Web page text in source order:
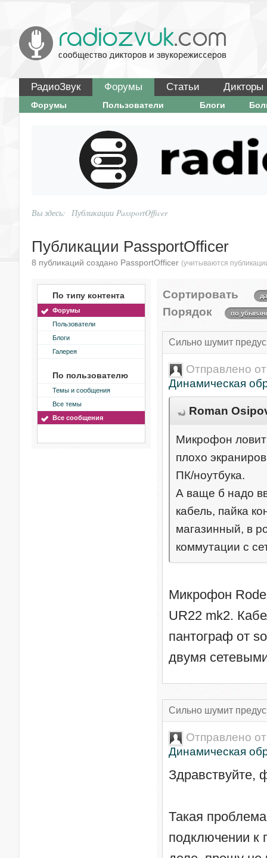
РадиоЗвук Форумы Статьи Дикторы
Форумы Пользователи Блоги
Вы здесь: Публикации PassportOfficer
Публикации PassportOfficer
8 публикаций создано PassportOfficer (учитываются
По типу контента
Форумы
Пользователи
Блоги
Галерея
По пользователю
Темы и сообщения
Все темы
Все сообщения
Сортировать
Порядок по
Сильно шумит
Отправлено
Динамическая
Roman
Микрофон ловит
плохо
ПК/ноутбука.
А ваще б надо
кабель, пайка
магазинный, в
коммутации с
Микрофон Rode
UR22 mk2.
пантограф от
двумя
Сильно шумит
Отправлено
Динамическая
Здравствуйте,
Такая
подключении к